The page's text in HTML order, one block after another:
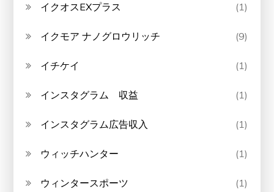
イクオスEXプラス (1)
イクモア ナノグロウリッチ (9)
イチケイ (1)
インスタグラム 収益 (1)
インスタグラム広告収入 (1)
ウィッチハンター (1)
ウィンタースポーツ (1)